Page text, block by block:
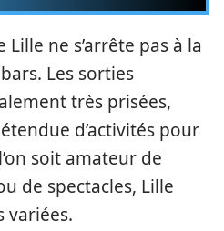
ne s’arrête pas à la
Les sorties
très prisées,
d’activités pour
soit amateur de
de spectacles, Lille
variées.